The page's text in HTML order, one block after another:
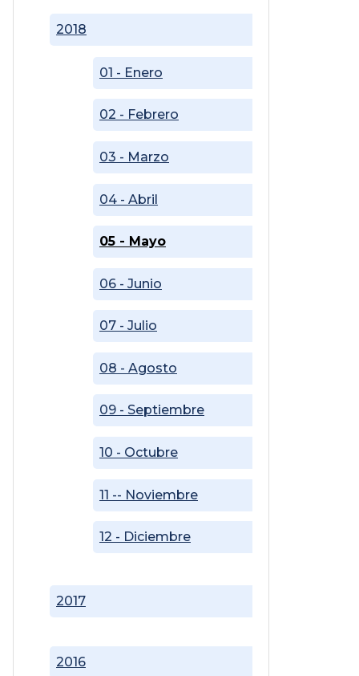
2016
2017
2018
01 - Enero
02 - Febrero
03 - Marzo
04 - Abril
05 - Mayo
06 - Junio
07 - Julio
08 - Agosto
09 - Septiembre
10 - Octubre
11 -- Noviembre
12 - Diciembre